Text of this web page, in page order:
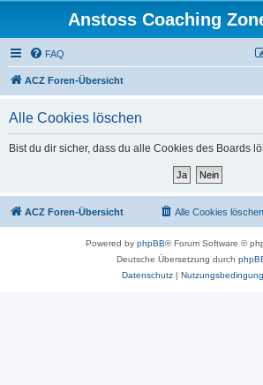
Anstoss Coaching
FAQ
ACZ Foren-Übersicht
Alle Cookies löschen
Bist du dir sicher, dass du alle Cookies des Boards
ACZ Foren-Übersicht Alle Cookies löschen
Powered by phpBB® Forum Software ©
Deutsche Übersetzung durch
Datenschutz|